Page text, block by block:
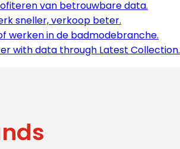
van betrouwbare data.
sneller, verkoop beter.
werken in de badmodebranche.
with data through Latest Collection.